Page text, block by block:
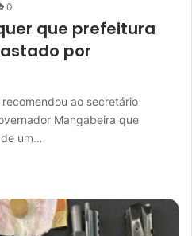
0
que prefeitura
por
ao secretário
Mangabeira que
um…